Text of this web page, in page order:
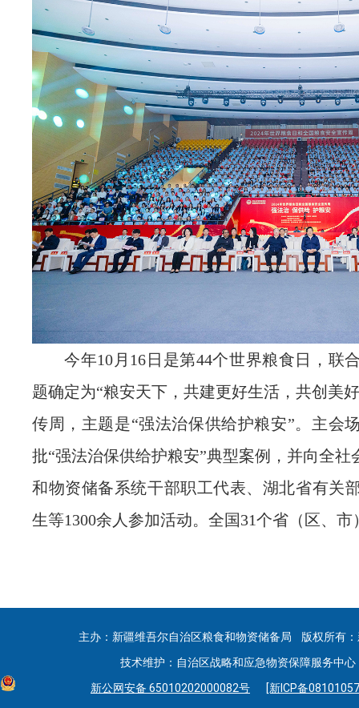
今年10月16日是第44个世界粮食日，联
题确定为“粮安天下，共建更好生活，共创美
传周，主题是“强法治保供给护粮安”。主会
批“强法治保供给护粮安”典型案例，并向全
和物资储备系统干部职工代表、湖北省有关
生等1300余人参加活动。全国31个省（区、
主办：新疆维吾尔自治区粮食和物资储备局 版权所有
技术维护：自治区战略和应急物资保障服务中
新公网安备 65010202000082号
[新ICP备